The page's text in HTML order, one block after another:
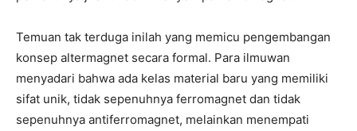
Temuan tak terduga inilah yang memicu pengembangan
konsep altermagnet secara formal. Para ilmuwan
menyadari bahwa ada kelas material baru yang memiliki
sifat unik, tidak sepenuhnya ferromagnet dan tidak
sepenuhnya antiferromagnet, melainkan menempati